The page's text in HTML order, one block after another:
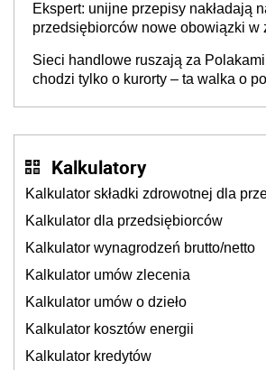
Ekspert: unijne przepisy nakładają
przedsiębiorców nowe obowiązki w
Sieci handlowe ruszają za
chodzi tylko o kurorty – ta walka o
Kalkulatory
Kalkulator składki zdrowotnej dla
Kalkulator dla przedsiębiorców
Kalkulator wynagrodzeń brutto/netto
Kalkulator umów zlecenia
Kalkulator umów o dzieło
Kalkulator kosztów energii
Kalkulator kredytów